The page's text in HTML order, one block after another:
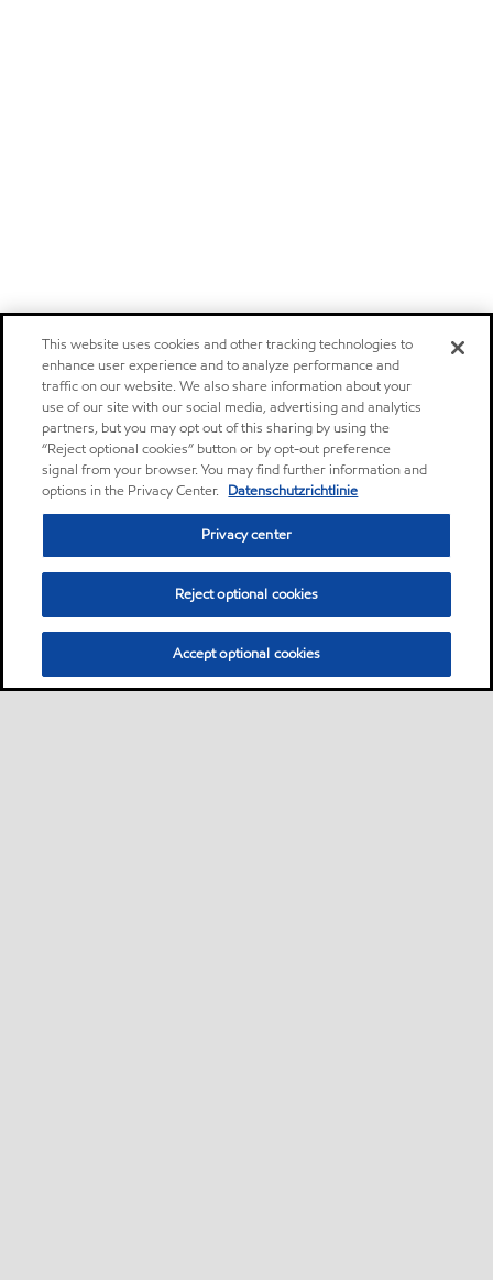
This website uses cookies and other tracking technologies to
enhance user experience and to analyze performance and
traffic on our website. We also share information about your
use of our site with our social media, advertising and analytics
partners, but you may opt out of this sharing by using the
“Reject optional cookies” button or by opt-out preference
signal from your browser. You may find further information and
options in the Privacy Center. Datenschutzrichtlinie
Privacy center
Reject optional cookies
Accept optional cookies